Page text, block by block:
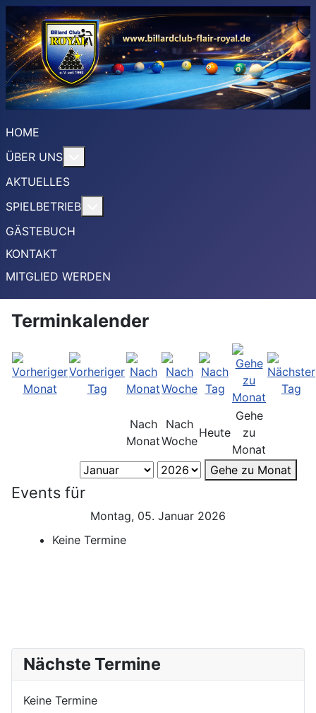
HOME
ÜBER UNS
AKTUELLES
SPIELBETRIEB
GÄSTEBUCH
KONTAKT
MITGLIED WERDEN
Terminkalender
Nach
Monat
Nach
Woche
Heute
Gehe
zu
Monat
Gehe zu Monat
Events für
Montag, 05. Januar 2026
Keine Termine
Nächste Termine
Keine Termine